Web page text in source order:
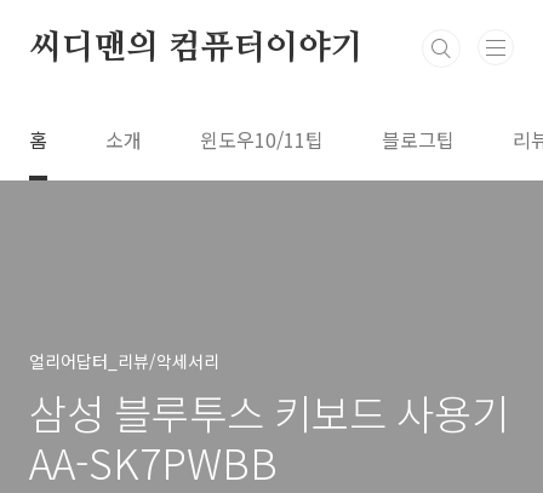
씨디맨의 컴퓨터이야기
홈 소개 윈도우10/11팁 블로그팁 리
얼리어답터_리뷰/악세서리
삼성 블루투스 키보드 사용기
AA-SK7PWBB